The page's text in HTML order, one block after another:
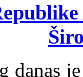
danas